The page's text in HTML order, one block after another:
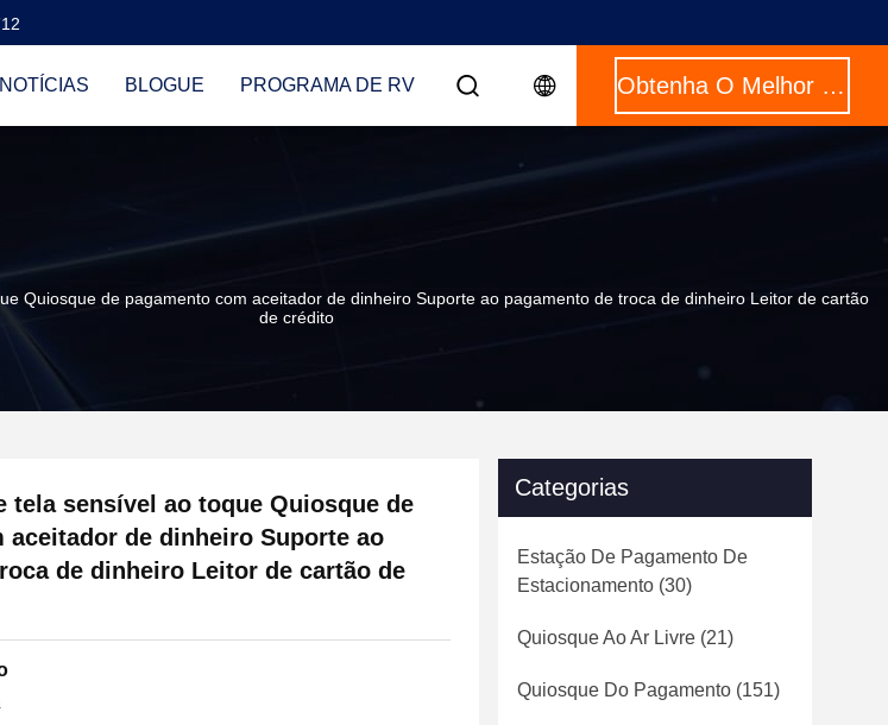
NOTÍCIAS BLOGUE PROGRAMA DE RV Obtenha O Melhor Preço
Quiosque de pagamento com aceitador de dinheiro Suporte ao pagamento de troca de dinheiro Leitor de cartão
de crédito
tela sensível ao toque Quiosque de
aceitador de dinheiro Suporte ao
de dinheiro Leitor de cartão de
Categorias
Estação De Pagamento De
Estacionamento (30)
Quiosque Ao Ar Livre (21)
Quiosque Do Pagamento (151)